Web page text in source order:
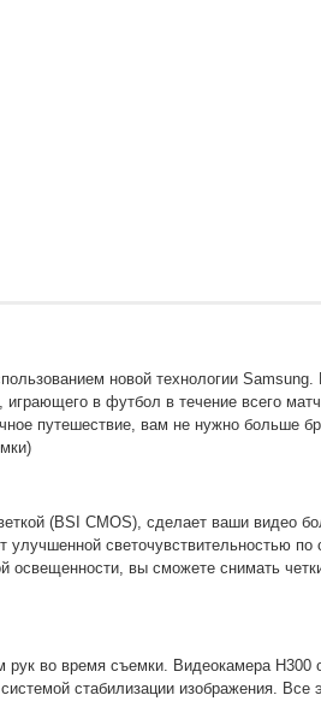
новой технологии
в футбол в течение всего
путешествие, вам не нужно больше
(BSI CMOS), сделает ваши видео
светочувствительностью
вы сможете снимать
во время съемки. Видеокамера
стабилизации изображения.